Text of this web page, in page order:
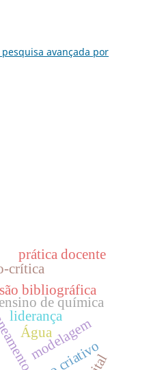
avançada por
de química
crítica
bibliográfica
modelagem
Água
prática docente
liderança